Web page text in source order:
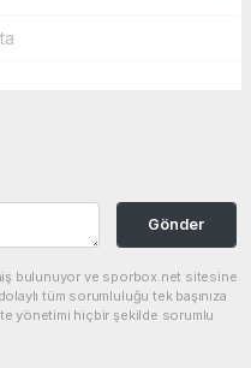
Gönder
bulunuyor ve sporbox.net sitesine
tüm sorumluluğu tek başınıza
yönetimi hiçbir şekilde sorumlu